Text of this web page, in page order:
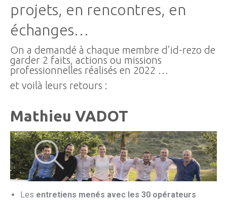
projets, en rencontres, en
échanges…
On a demandé à chaque membre d’id-rezo de
garder 2 faits, actions ou missions
professionnelles réalisés en 2022 …
et voilà leurs retours :
Mathieu VADOT
Les entretiens menés avec les 30 opérateurs